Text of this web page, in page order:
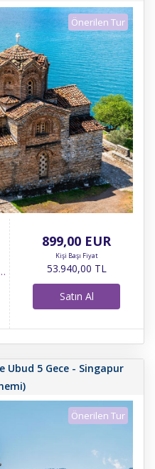
Önerilen Tur
899,00 EUR
Kişi Başı Fiyat
53.940,00 TL
Satın Al
Ubud 5 Gece - Singapur
Önerilen Tur